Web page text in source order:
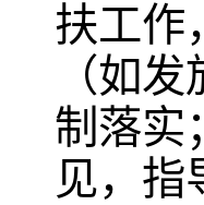
扶工作
（如
制落实
见，指